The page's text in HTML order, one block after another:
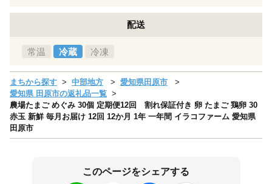
配送
常温 冷蔵 冷凍
まちから探す 中部地方
愛知県田原市
愛知県 田原市の返礼品一覧
農場たまご めぐみ 30個 定期便12回 割れ保証付き 卵 たまご 鶏卵 30
赤玉 新鮮 毎月お届け 12回 12か月 1年 一年間 イラコファーム 愛知県
田原市
このページをシェアする